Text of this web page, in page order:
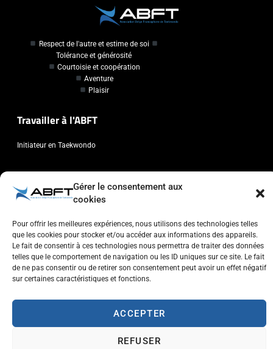
Gérer le consentement aux
cookies
Pour offrir les meilleures expériences, nous utilisons des technologies telles
que les cookies pour stocker et/ou accéder aux informations des appareils.
Le fait de consentir à ces technologies nous permettra de traiter des données
telles que le comportement de navigation ou les ID uniques sur ce site. Le fait
de ne pas consentir ou de retirer son consentement peut avoir un effet négatif
sur certaines caractéristiques et fonctions.
ACCEPTER
REFUSER
Respect de l'autre et estime de soi
Tolérance et générosité
Courtoisie et coopération
Aventure
Plaisir
Travailler à l'ABFT
Initiateur en Taekwondo
Contact
Association Belge Francophone de Taekwondo
info@abft.be
+32 (0)2 347 34 77
Copyright © 2023 ABFT.BE – Tous droits réservés